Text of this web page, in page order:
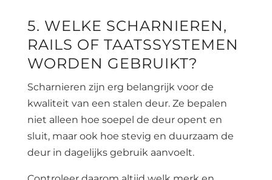
5. WELKE SCHARNIEREN,
RAILS OF TAATSSYSTEMEN
WORDEN GEBRUIKT?
Scharnieren zijn erg belangrijk voor de
kwaliteit van een stalen deur. Ze bepalen
niet alleen hoe soepel de deur opent en
sluit, maar ook hoe stevig en duurzaam de
deur in dagelijks gebruik aanvoelt.